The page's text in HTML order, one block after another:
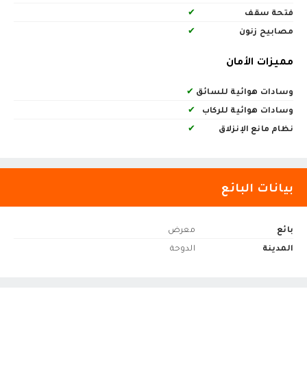
فتحة سقف
✔
مصابيح زنون
✔
مميزات الأمان
وسادات هوائية للسائق ✔
وسادات هوائية للركاب
✔
نظام مانع الإنزلاق
✔
بيانات البائع
بائع
معرض
المدينة
الدوحة